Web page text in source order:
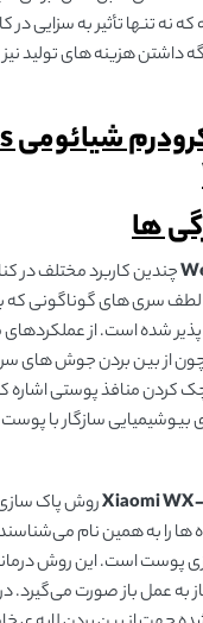
که نه تنها تأثیر به
داشتن هزینه های تولید
ها
چندین کاربرد مختلف در
لطف سری های گوناگونی
شده است. از عملکردهای
از بین بردن جوش های
کردن منافذ پوستی اشاره
سازگار با
Xiaomiروش پاک
ها را به همین نام
پوست است. این روش
به عمل باز صورت می‌گیرد.